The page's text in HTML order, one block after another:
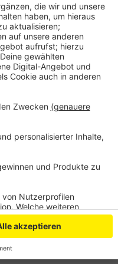
in einem Strafverfahren
Geldbörsen,
über 200
Qualität.